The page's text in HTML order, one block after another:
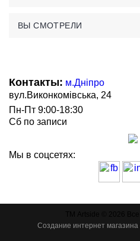
ВЫ СМОТРЕЛИ
Контакты: м.Дніпро
вул.Виконкомівська, 24
Пн-Пт 9:00-18:30
Сб по записи
Мы в соцсетях:
Создание интернет магазина